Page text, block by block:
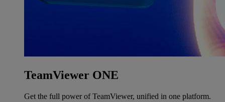
TeamViewer ONE
Get the full power of TeamViewer, unified in one platform.